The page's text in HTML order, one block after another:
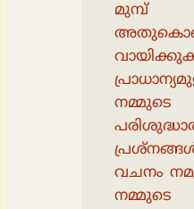
മുമ്പ്
വചനം
നമ്മുടെ